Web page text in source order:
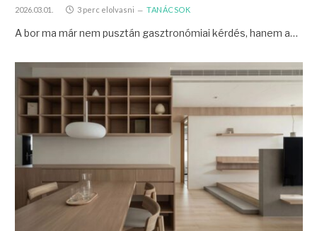
2026.03.01. 3 perc elolvasni TANÁCSOK
A bor ma már nem pusztán gasztronómiai kérdés, hanem a…